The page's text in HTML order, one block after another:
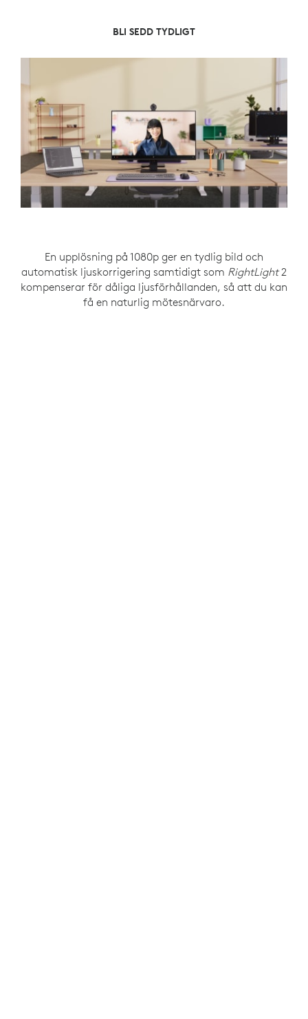
BLI SEDD TYDLIGT
En upplösning på 1080p ger en tydlig bild och
automatisk ljuskorrigering samtidigt som RightLight2
kompenserar för dåliga ljusförhållanden, så att du kan
få en naturlig mötesnärvaro.
BLI HÖRD TYDLIGT
Brusreducerande monomikrofon fångar upp
tydliga röster genom att dämpa
bakgrundsljuden.
SKYDDAR INTEGRITETEN
Det är bara att vrida för att öppna eller stänga
sekretesskyddet när det inte används. En
indikatorlampa låter användaren med säkerhet
veta när kameran är aktiv.